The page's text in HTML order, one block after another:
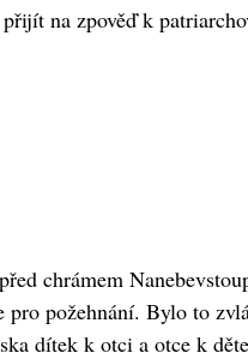
na zpověď k
chrámem
požehnání. Bylo to
dítek k otci a otce k